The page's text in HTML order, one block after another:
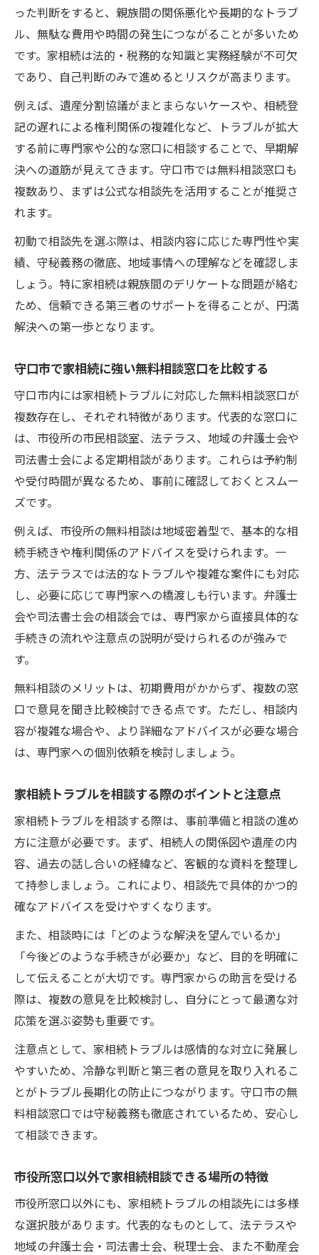
家相続トラブル相談時の予約方法や利用手
順解説
ドバイス
家相続に関する無料相談と有料相談の違い
を知る
家相続トラブル時に無料相談で押さえたい
家相続トラブルに適した窓口を選ぶ判断基
準
家相続の内容別に変わる相談先の選び方の
コツ
の丁寧さ
家相続トラブルに強い専門家か確認するチ
ェック法
家相続相談先の相談時間やアクセスも要チ
ェック
相続トラブル解決へ導く専門家の特徴に注目
方
家相続相談で弁護士や司法書士を選ぶ際の
基準
家相続トラブル対応の得意分野で専門家を
選定
家相続相談で信頼できる専門家の実績の見
家相続トラブル解決力が分かる専門家の特
徴
安心できる家相続相談を守口市で叶える方法
家相続トラブル相談時の安心感を高める工
イント
守口市で家相続相談する際の信頼性の見極
め方
家相続トラブル相談後のサポート体制を確
家相続の相談内容を整理して正しく伝える
コツ
早期解決を目指す家相続トラブル相談のコツ
家相続トラブルを早期解決に導く相談の準
家相続のトラブル対応で押さえたい相談先
活用術
家相続相談で素早く解決するための情報整
理術
方
家相続手続きを早める相談時のチェックポ
イント
った判断をすると、親族間の関係悪化や長期的なトラブ
ル、無駄な費用や時間の発生につながることが多いため
です。家相続は法的・税務的な知識と実務経験が不可欠
であり、自己判断のみで進めるとリスクが高まります。
例えば、遺産分割協議がまとまらないケースや、相続登
記の遅れによる権利関係の複雑化など、トラブルが拡大
する前に専門家や公的な窓口に相談することで、早期解
決への道筋が見えてきます。守口市では無料相談窓口も
複数あり、まずは公式な相談先を活用することが推奨さ
れます。
初動で相談先を選ぶ際は、相談内容に応じた専門性や実
績、守秘義務の徹底、地域事情への理解などを確認しま
しょう。特に家相続は親族間のデリケートな問題が絡む
ため、信頼できる第三者のサポートを得ることが、円満
解決への第一歩となります。
守口市で家相続に強い無料相談窓口を比較する
守口市内には家相続トラブルに対応した無料相談窓口が
複数存在し、それぞれ特徴があります。代表的な窓口に
は、市役所の市民相談室、法テラス、地域の弁護士会や
司法書士会による定期相談があります。これらは予約制
や受付時間が異なるため、事前に確認しておくとスムー
ズです。
例えば、市役所の無料相談は地域密着型で、基本的な相
続手続きや権利関係のアドバイスを受けられます。一
方、法テラスでは法的なトラブルや複雑な案件にも対応
し、必要に応じて専門家への橋渡しも行います。弁護士
会や司法書士会の相談会では、専門家から直接具体的な
手続きの流れや注意点の説明が受けられるのが強みで
す。
無料相談のメリットは、初期費用がかからず、複数の窓
口で意見を聞き比較検討できる点です。ただし、相談内
容が複雑な場合や、より詳細なアドバイスが必要な場合
は、専門家への個別依頼を検討しましょう。
家相続トラブルを相談する際のポイントと注意点
家相続トラブルを相談する際は、事前準備と相談の進め
方に注意が必要です。まず、相続人の関係図や遺産の内
容、過去の話し合いの経緯など、客観的な資料を整理し
て持参しましょう。これにより、相談先で具体的かつ的
確なアドバイスを受けやすくなります。
また、相談時には「どのような解決を望んでいるか」
「今後どのような手続きが必要か」など、目的を明確に
して伝えることが大切です。専門家からの助言を受ける
際は、複数の意見を比較検討し、自分にとって最適な対
応策を選ぶ姿勢も重要です。
注意点として、家相続トラブルは感情的な対立に発展し
やすいため、冷静な判断と第三者の意見を取り入れるこ
とがトラブル長期化の防止につながります。守口市の無
料相談窓口では守秘義務も徹底されているため、安心し
て相談できます。
市役所窓口以外で家相続相談できる場所の特徴
市役所窓口以外にも、家相続トラブルの相談先には多様
な選択肢があります。代表的なものとして、法テラスや
地域の弁護士会・司法書士会、税理士会、また不動産会